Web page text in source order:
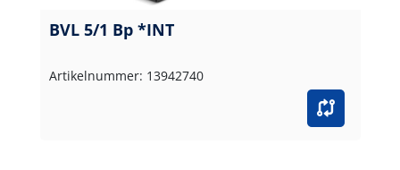
BVL 5/1 Bp *INT
Artikelnummer: 13942740